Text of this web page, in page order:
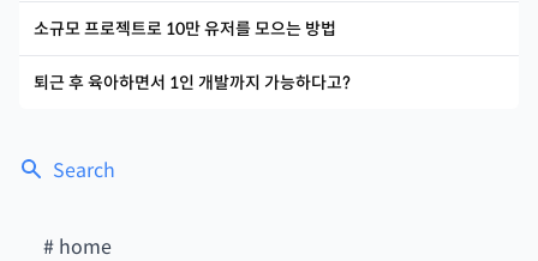
Search
# home
소규모 프로젝트로 10만 유저를 모으는 방법
퇴근 후 육아하면서 1인 개발까지 가능하다고?